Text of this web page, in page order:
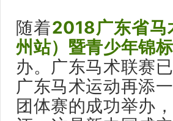
随着2018广东省马
州站）暨青少年锦
办。广东马术联赛
广东马术运动再添
团体赛的成功举办